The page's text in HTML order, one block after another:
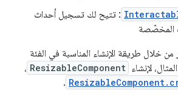
: تتيح لك تسجيل أحداث
المخصّصة
خلال طريقة الإنشاء المناسبة في الفئة
لإنشاء ResizableComponent ،
.